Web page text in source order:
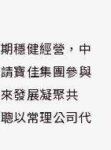
穩健經營，中
寶佳集團參與
發展凝聚共
以常理公司代